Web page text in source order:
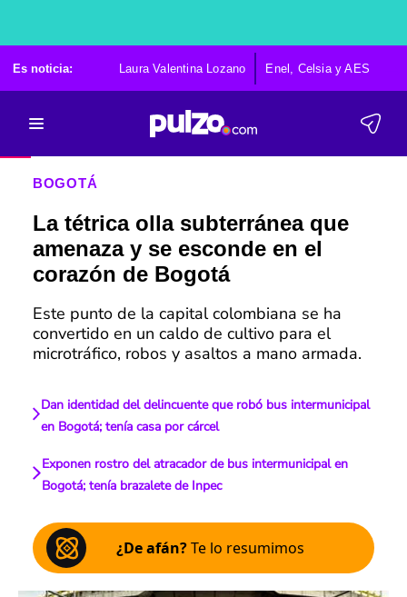
Es noticia: Laura Valentina Lozano Enel, Celsia y AES
BOGOTÁ
La tétrica olla subterránea que
amenaza y se esconde en el
corazón de Bogotá
Este punto de la capital colombiana se ha
convertido en un caldo de cultivo para el
microtráfico, robos y asaltos a mano armada.
Dan identidad del delincuente que robó bus intermunicipal
en Bogotá; tenía casa por cárcel
Exponen rostro del atracador de bus intermunicipal en
Bogotá; tenía brazalete de Inpec
¿De afán?Te lo resumimos